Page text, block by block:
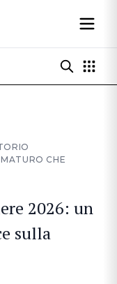
CHE
2026: un
sulla